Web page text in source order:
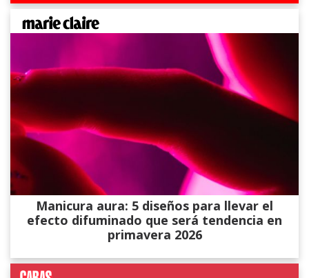
Manicura aura: 5 diseños para llevar el
efecto difuminado que será tendencia en
primavera 2026